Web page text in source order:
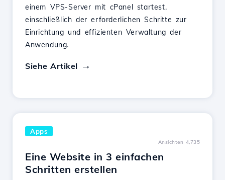
einem VPS-Server mit cPanel startest,
einschließlich der erforderlichen Schritte zur
Einrichtung und effizienten Verwaltung der
Anwendung.
Siehe Artikel
Apps
Ansichten 4,735
Eine Website in 3 einfachen
Schritten erstellen